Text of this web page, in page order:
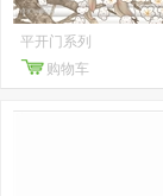
平开门系列
购物车